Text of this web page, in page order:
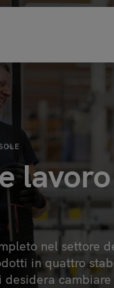
nel settore
in quattro
cambiare